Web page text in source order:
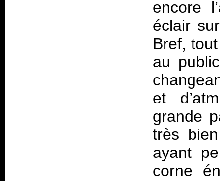
encore
éclair
Bref,
au
et
grande
très
ayant
corne